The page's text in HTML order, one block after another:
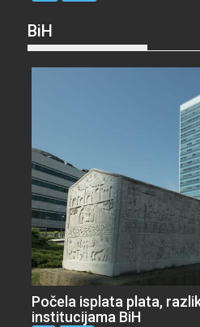
BiH
Počela isplata plata,
institucijama BiH